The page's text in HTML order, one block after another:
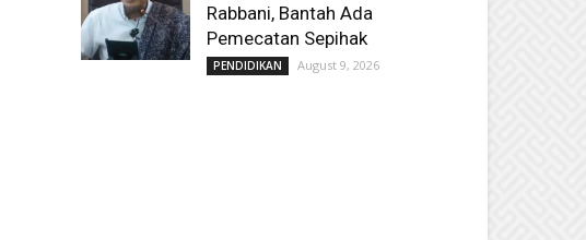
Rabbani, Bantah Ada
Pemecatan Sepihak
PENDIDIKAN August 9, 2026